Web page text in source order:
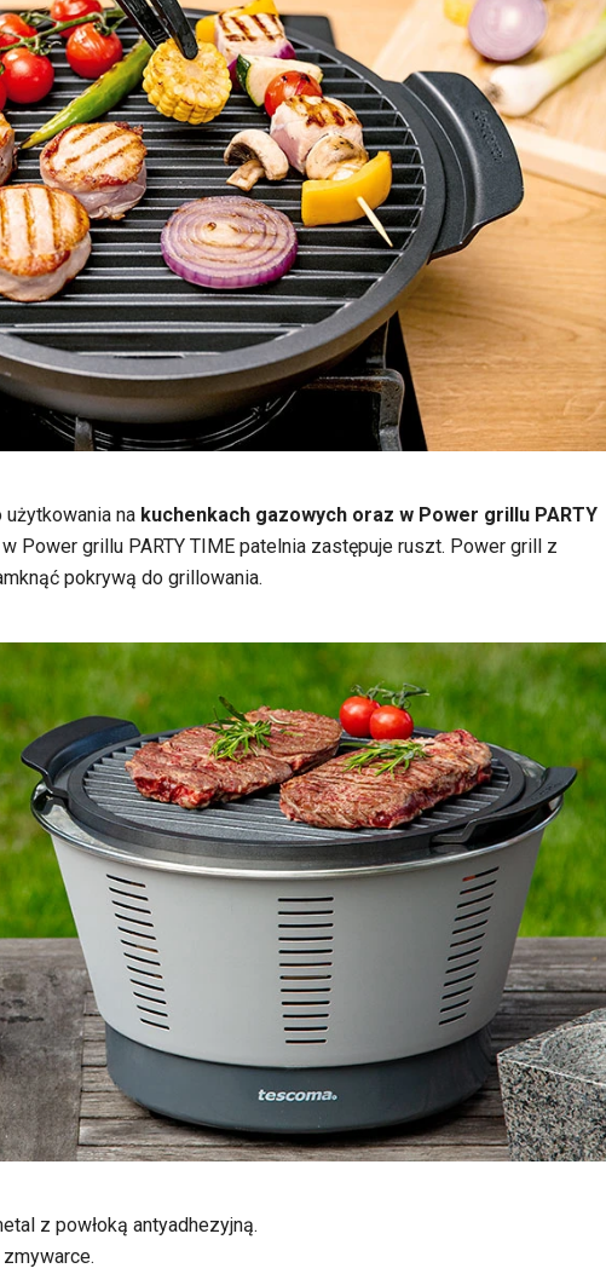
na kuchenkach gazowych oraz w Power grillu PARTY
Power grillu PARTY TIME patelnia zastępuje ruszt. Power grill z
pokrywą do grillowania.
z powłoką antyadhezyjną.